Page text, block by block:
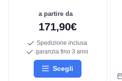
a partire da
171,90€
Spedizione inclusa
garanzia fino 3 anni
Scegli